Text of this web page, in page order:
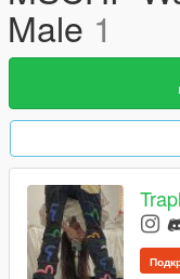
Male 1